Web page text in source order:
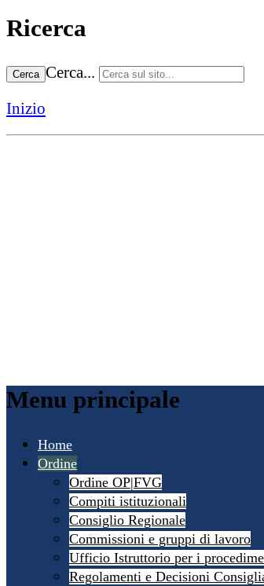
Ricerca
Cerca Cerca...
Inizio
Menu principale
Home
Ordine
Ordine OP|FVG
Compiti istituzionali
Consiglio Regionale
Commissioni e gruppi di lavoro
Ufficio Istruttorio per i
Regolamenti e Decisioni